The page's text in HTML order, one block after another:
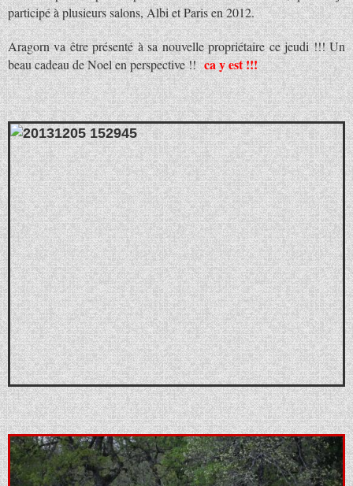
participé à plusieurs salons, Albi et Paris en 2012.
Aragorn va être présenté à sa nouvelle propriétaire ce jeudi !!! Un
beau cadeau de Noel en perspective !!ca y est !!!